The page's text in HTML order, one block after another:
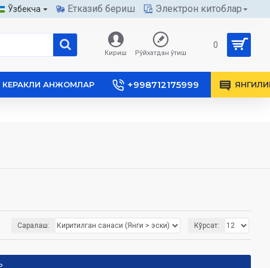
Ўзбекча Етказиб бериш Электрон китоблар
Кириш Рўйхатдан ўтиш
0
КЕРАКЛИ АНЖОМЛАР +998712175999
Саралаш: Кўрсат: